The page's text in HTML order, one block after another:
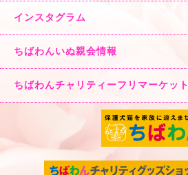
インスタグラム
ちばわんいぬ親会情報
ちばわんチャリティーフリマーケット